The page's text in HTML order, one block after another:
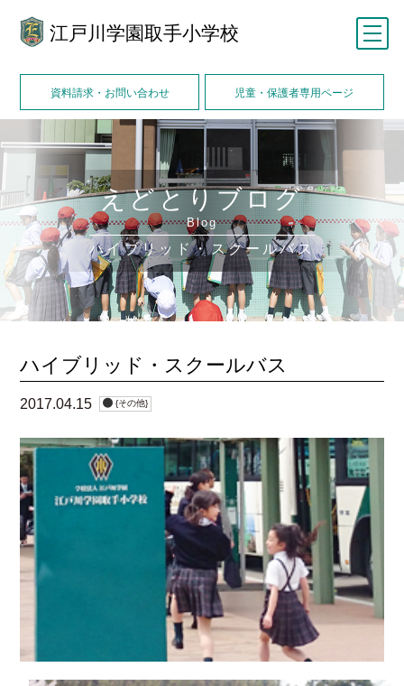
江戸川学園取手小学校
資料請求・お問い合わせ 児童・保護者専用ページ
えどとりブログ
Blog
ハイブリッド・スクールバス
メニュー
ハイブリッド・スクールバス
2017.04.15 {その他}